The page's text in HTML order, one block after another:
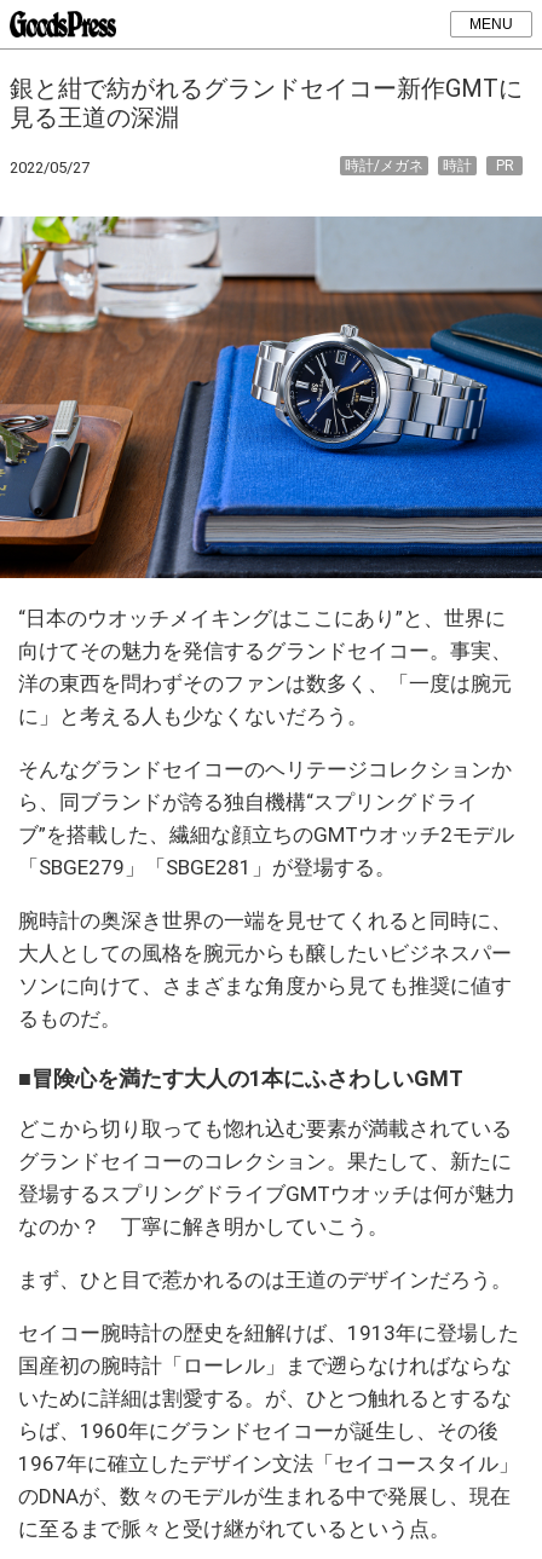
MENU
銀と紺で紡がれるグランドセイコー新作GMTに
見る王道の深淵
2022/05/27 PR
時計
時計/メガネ
“日本のウオッチメイキングはここにあり”と、世界に
向けてその魅力を発信するグランドセイコー。事実、
洋の東西を問わずそのファンは数多く、「一度は腕元
に」と考える人も少なくないだろう。
そんなグランドセイコーのヘリテージコレクションか
ら、同ブランドが誇る独自機構“スプリングドライ
ブ”を搭載した、繊細な顔立ちのGMTウオッチ2モデル
「SBGE279」「SBGE281」が登場する。
腕時計の奥深き世界の一端を見せてくれると同時に、
大人としての風格を腕元からも醸したいビジネスパー
ソンに向けて、さまざまな角度から見ても推奨に値す
るものだ。
■冒険心を満たす大人の1本にふさわしいGMT
どこから切り取っても惚れ込む要素が満載されている
グランドセイコーのコレクション。果たして、新たに
登場するスプリングドライブGMTウオッチは何が魅力
なのか？ 丁寧に解き明かしていこう。
まず、ひと目で惹かれるのは王道のデザインだろう。
セイコー腕時計の歴史を紐解けば、1913年に登場した
国産初の腕時計「ローレル」まで遡らなければならな
いために詳細は割愛する。が、ひとつ触れるとするな
らば、1960年にグランドセイコーが誕生し、その後
1967年に確立したデザイン文法「セイコースタイル」
のDNAが、数々のモデルが生まれる中で発展し、現在
に至るまで脈々と受け継がれているという点。